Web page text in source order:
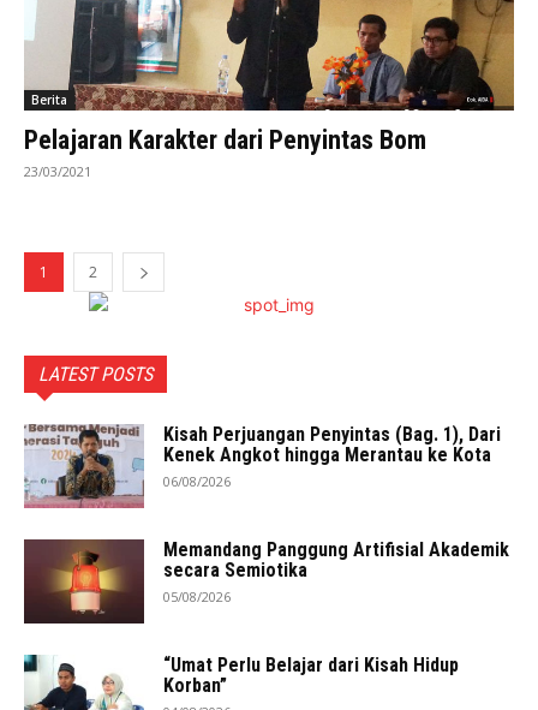
Berita
Pelajaran Karakter dari Penyintas Bom
23/03/2021
1 2
LATEST POSTS
Kisah Perjuangan Penyintas (Bag. 1), Dari
Kenek Angkot hingga Merantau ke Kota
06/08/2026
Memandang Panggung Artifisial Akademik
secara Semiotika
05/08/2026
“Umat Perlu Belajar dari Kisah Hidup
Korban”